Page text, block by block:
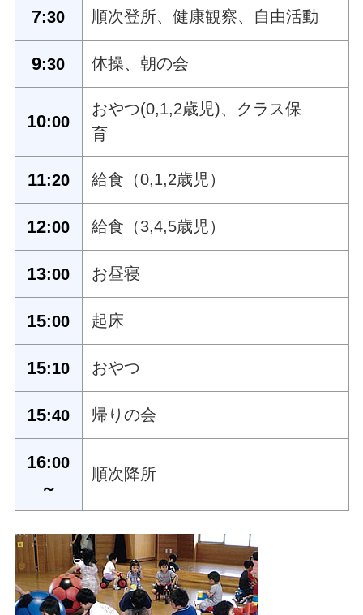
7:30 順次登所、健康観察、自由活動
9:30 体操、朝の会
10:00
おやつ(0,1,2歳児)、クラス保
育
11:20 給食（0,1,2歳児）
12:00 給食（3,4,5歳児）
13:00 お昼寝
15:00 起床
15:10 おやつ
15:40 帰りの会
16:00
～
順次降所